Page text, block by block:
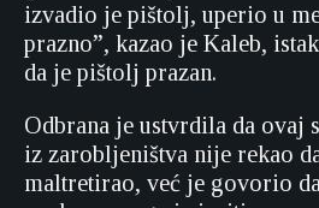
izvadio je pištolj, uperio u
prazno”, kazao je Kaleb,
da je pištolj prazan.
Odbrana je ustvrdila da ovaj
iz zarobljeništva nije rekao
maltretirao, već je govorio